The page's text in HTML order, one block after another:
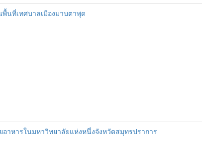
นที่เทศบาลเมืองมาบตาพุด
าหารในมหาวิทยาลัยแห่งหนึ่งจังหวัดสมุทรปราการ